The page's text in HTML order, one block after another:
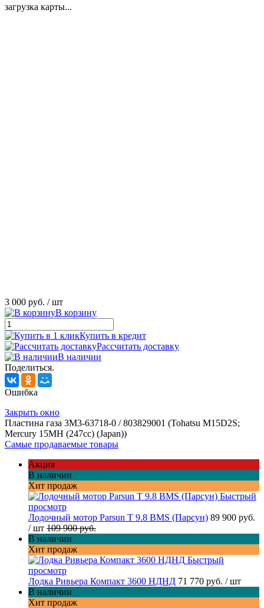
загрузка карты...
3 000 руб. / шт
В корзину
Купить в кредит
Рассчитать доставку
В наличии
Поделиться.
Ошибка
Закрыть окно
Пластина газа 3М3-63718-0 / 803829001 (Tohatsu M15D2S;
Mercury 15MH (247cc) (Japan))
Самые продаваемые товары
Акция
В наличии
Хит продаж
Быстрый
просмотр
Лодочный мотор Parsun T 9.8 BMS (Парсун) 89 900 руб.
/ шт 109 900 руб.
В наличии
Хит продаж
Быстрый
просмотр
Лодка Ривьера Компакт 3600 НДНД 71 770 руб. / шт
В наличии
Хит продаж